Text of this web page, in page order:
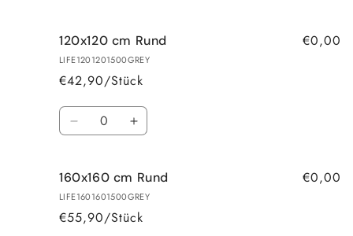
für
80x80
cm
Rund
für
80x80
cm
Rund
120x120 cm Rund
LIFE1201201500GREY
€42,90/Stück
€0,00
Anzahl
Verringere
für
120x120
cm
Rund
Erhöhe
für
120x120
cm
Rund
160x160 cm Rund
LIFE1601601500GREY
€55,90/Stück
€0,00